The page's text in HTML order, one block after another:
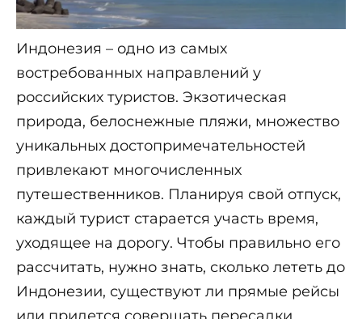
Индонезия – одно из самых
востребованных направлений у
российских туристов. Экзотическая
природа, белоснежные пляжи, множество
уникальных достопримечательностей
привлекают многочисленных
путешественников. Планируя свой отпуск,
каждый турист старается участь время,
уходящее на дорогу. Чтобы правильно его
рассчитать, нужно знать, сколько лететь до
Индонезии, существуют ли прямые рейсы